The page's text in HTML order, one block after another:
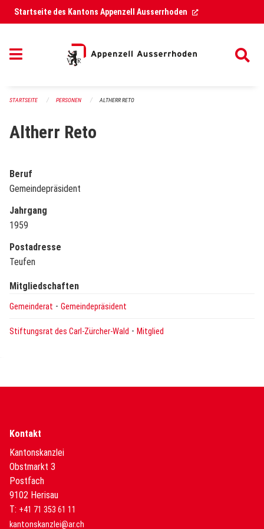
Navigation überspringen
Startseite des Kantons Appenzell Ausserrhoden (External Link)
STARTSEITE PERSONEN ALTHERR RETO
Altherr Reto
Beruf
Gemeindepräsident
Jahrgang
1959
Postadresse
Teufen
Mitgliedschaften
Gemeinderat - Gemeindepräsident
Stiftungsrat des Carl-Zürcher-Wald - Mitglied
Kontakt
Kantonskanzlei
Obstmarkt 3
Postfach
9102 Herisau
T: +41 71 353 61 11
kantonskanzlei@ar.ch